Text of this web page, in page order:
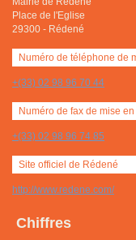
Place de l'Eglise
29300 - Rédené
Numéro de téléphone de
+(33) 02 98 96 70 44
Numéro de fax de mise
+(33) 02 98 96 74 85
Site officiel de Rédené
http://www.redene.com/
Chiffres